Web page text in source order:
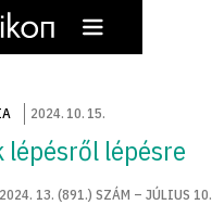
2024. 10. 15.
lépésről lépésre
2024. 13. (891.) SZÁM – JÚLIUS 10.